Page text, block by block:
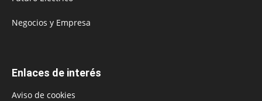
Negocios y Empresa
Enlaces de interés
Aviso de cookies